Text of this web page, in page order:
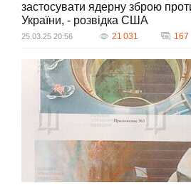
застосувати ядерну зброю
України, - розвідка США
25.03.25 20:56 21 031 167